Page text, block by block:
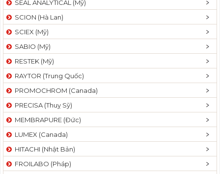
SEAL ANALYTICAL (Mỹ)
SCION (Hà Lan)
SCIEX (Mỹ)
SABIO (Mỹ)
RESTEK (Mỹ)
RAYTOR (Trung Quốc)
PROMOCHROM (Canada)
PRECISA (Thuỵ Sỹ)
MEMBRAPURE (Đức)
LUMEX (Canada)
HITACHI (Nhật Bản)
FROILABO (Pháp)